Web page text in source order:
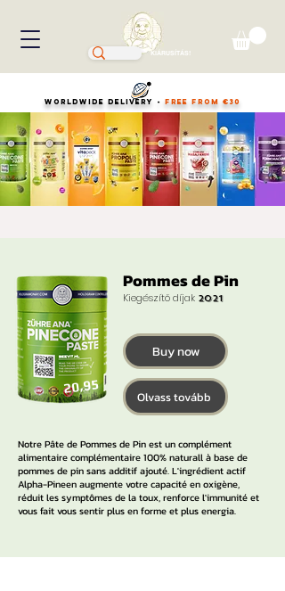
KIÁRUSÍTÁS!
WORLDWIDE DELIVERY - FREE FROM €30
20,95
Pommes de Pin
Kiegészítő díjak 2021
Buy now
Olvass tovább
Notre Pâte de Pommes de Pin est un complément
alimentaire complémentaire 100% naturall à base de
pommes de pin sans additif ajouté. L'ingrédient actif
Alpha-Pineen augmente votre capacité en oxigène,
réduit les symptômes de la toux, renforce l'immunité et
vous fait vous sentir plus en forme et plus energia.